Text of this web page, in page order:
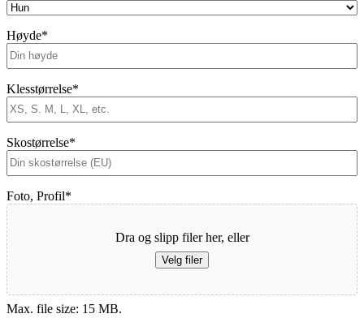
Høyde*
Klesstørrelse*
Skostørrelse*
Foto, Profil*
Dra og slipp filer her, eller
Velg filer
Max. file size: 15 MB.